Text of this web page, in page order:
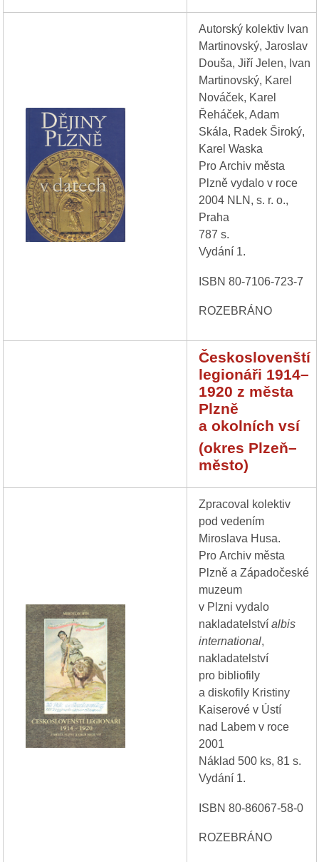
Autorský kolektiv Ivan
Martinovský, Jaroslav
Douša, Jiří Jelen, Ivan
Martinovský, Karel
Nováček, Karel
Řeháček, Adam
Skála, Radek Široký,
Karel Waska
Pro Archiv města
Plzně vydalo v roce
2004 NLN, s. r. o.,
Praha
787 s.
Vydání 1.
ISBN 80-7106-723-7
ROZEBRÁNO
Českoslovenští
legionáři 1914–
1920 z města
Plzně
a okolních vsí
(okres Plzeň–
město)
Zpracoval kolektiv
pod vedením
Miroslava Husa.
Pro Archiv města
Plzně a Západočeské
muzeum
v Plzni vydalo
nakladatelství albis
international,
nakladatelství
pro bibliofily
a diskofily Kristiny
Kaiserové v Ústí
nad Labem v roce
2001
Náklad 500 ks, 81 s.
Vydání 1.
ISBN 80-86067-58-0
ROZEBRÁNO